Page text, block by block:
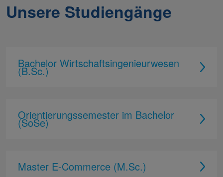
Unsere Studiengänge
Bachelor Wirtschaftsingenieurwesen
(B.Sc.)
Orientierungssemester im Bachelor
(SoSe)
Master E-Commerce (M.Sc.)